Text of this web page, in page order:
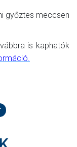
győztes meccsen
is kaphatók